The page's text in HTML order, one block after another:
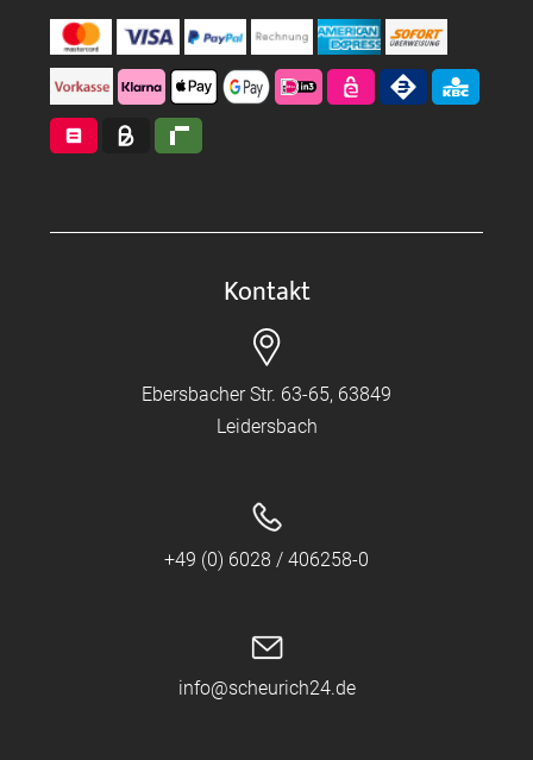
Kontakt
Ebersbacher Str. 63-65, 63849
Leidersbach
+49 (0) 6028 / 406258-0
info@scheurich24.de